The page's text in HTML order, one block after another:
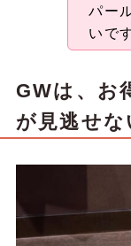
パー
いで
GWは、お
が見逃せな